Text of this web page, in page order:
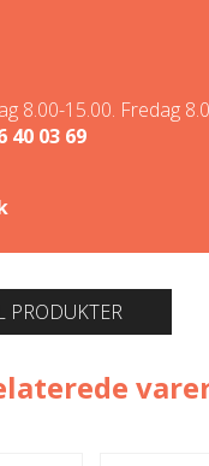
8.00-15.00. Fredag
40 03 69
PRODUKTER